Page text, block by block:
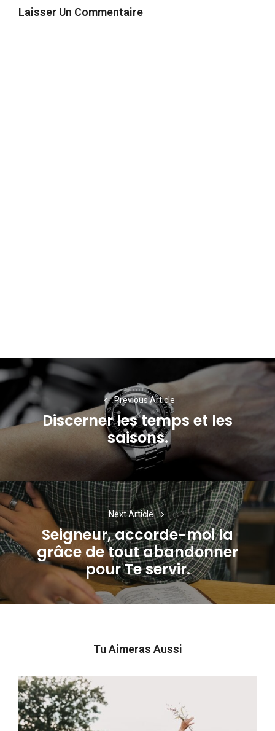
Laisser Un Commentaire
Navigation
l’article
Previous Article
Previous
post:
Discerner les temps et les
saisons.
Next Article
Next
post:
Seigneur, accorde-moi la
grâce de tout abandonner
pour Te servir.
Tu Aimeras Aussi